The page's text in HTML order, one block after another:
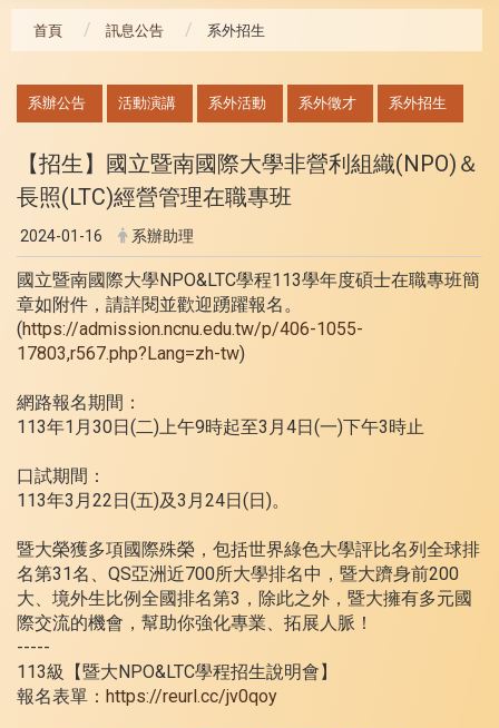
首頁 訊息公告 系外招生
系辦公告 活動演講 系外活動 系外徵才 系外招生
【招生】國立暨南國際大學非營利組織(NPO)＆
長照(LTC)經營管理在職專班
2024-01-16 系辦助理
國立暨南國際大學NPO&LTC學程113學年度碩士在職專班簡
章如附件，請詳閱並歡迎踴躍報名。
(https://admission.ncnu.edu.tw/p/406-1055-
17803,r567.php?Lang=zh-tw)
網路報名期間：
113年1月30日(二)上午9時起至3月4日(一)下午3時止
口試期間：
113年3月22日(五)及3月24日(日)。
暨大榮獲多項國際殊榮，包括世界綠色大學評比名列全球排
名第31名、QS亞洲近700所大學排名中，暨大躋身前200
大、境外生比例全國排名第3，除此之外，暨大擁有多元國
際交流的機會，幫助你強化專業、拓展人脈！
-----
113級【暨大NPO&LTC學程招生說明會】
報名表單： https://reurl.cc/jv0qoy